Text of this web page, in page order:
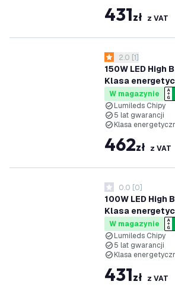
431zł z VAT
150W LED High
Klasa
192lm/W -
Możliwość
otwórz
2 Gwiazdki oceny
2.0 [1]
W magazynie
Lumileds Chipy
5 lat gwarancji
Klasa
462zł z VAT
100W LED High
Klasa
192lm/W -
Możliwość
0 Gwiazdki oceny
0.0 [0]
W magazynie
Lumileds Chipy
5 lat gwarancji
Klasa
431zł z VAT